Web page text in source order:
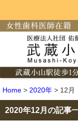
Home > 2020年 > 12月
2020年12月の記事